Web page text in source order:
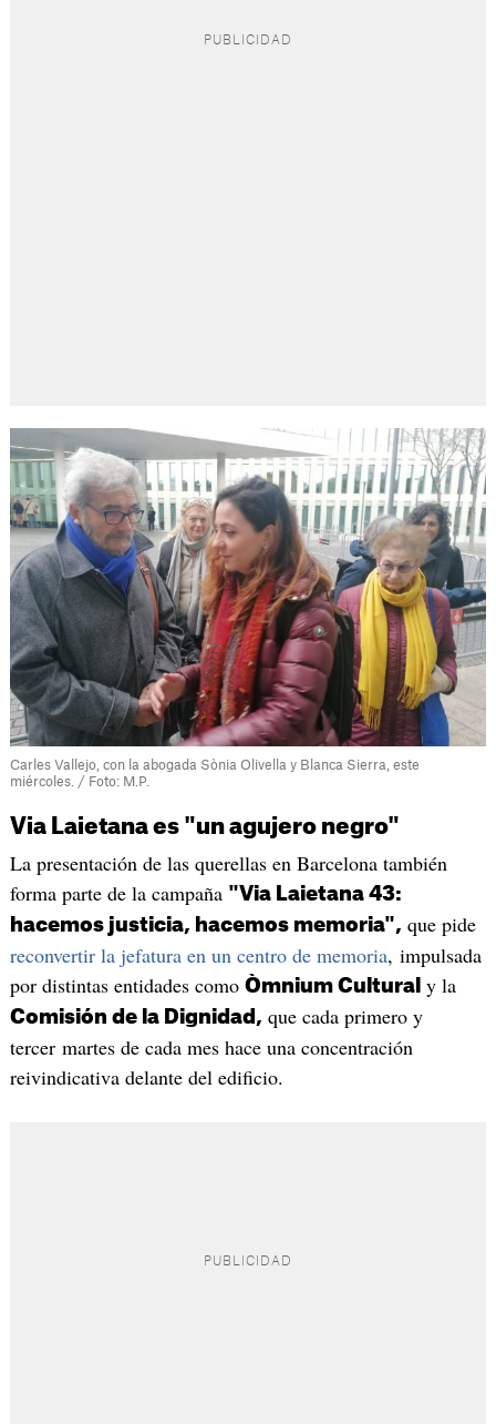
Carles Vallejo, con la abogada Sònia Olivella y Blanca Sierra, este
miércoles. / Foto: M.P.
Via Laietana es "un agujero negro"
La presentación de las querellas en Barcelona también
forma parte de la campaña "Via Laietana 43:
hacemos justicia, hacemos memoria", que pide
reconvertir la jefatura en un centro de memoria, impulsada
por distintas entidades como Òmnium Cultural y la
Comisión de la Dignidad, que cada primero y
tercer martes de cada mes hace una concentración
reivindicativa delante del edificio.